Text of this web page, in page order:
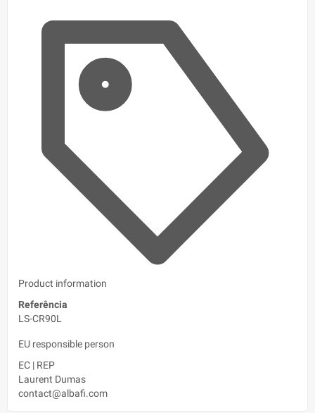
Product information
Referência
LS-CR90L
EU responsible person
EC | REP
Laurent Dumas
contact@albafi.com